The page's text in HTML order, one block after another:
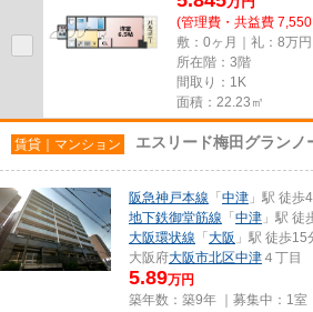
(管理費・共益費
敷：0ヶ月｜礼：8万円
所在階：3階
間取り：1K
面積：22.23㎡
賃貸｜マンション エスリード梅田グランノ
阪急神戸本線 「 中津 」駅 徒歩
地下鉄御堂筋線 「 中津 」駅 徒
大阪環状線 「 大阪 」駅 徒歩15
大阪府大阪市北区中津 ４丁目
5.89万円
築年数：築9年 ｜募集中： 1室